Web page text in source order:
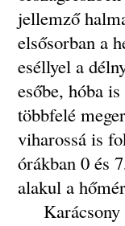
jellemző
elsősorban a
eséllyel a
esőbe, hóba
többfelé
viharossá is
órákban 0 és
alakul a
Karácsony